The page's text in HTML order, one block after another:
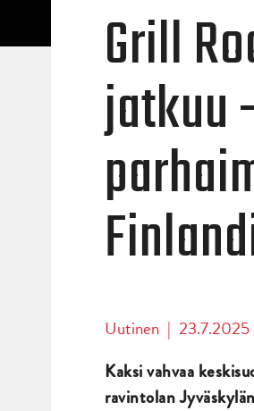
Grill
jatkuu
Uutinen | 23.7.2025
Kaksi vahvaa
ravintolan